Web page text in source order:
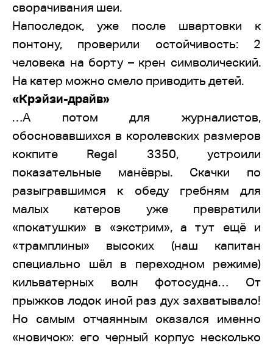
сворачивания шеи.
Напоследок, уже после швартовки к
понтону, проверили остойчивость: 2
человека на борту – крен символический.
На катер можно смело приводить детей.
«Крэйзи-драйв»
…А потом для журналистов,
обосновавшихся в королевских размеров
кокпите Regal 3350, устроили
показательные манёвры. Скачки по
разыгравшимся к обеду гребням для
малых катеров уже превратили
«покатушки» в «экстрим», а тут ещё и
«трамплины» высоких (наш капитан
специально шёл в переходном режиме)
кильватерных волн фотосудна… От
прыжков лодок иной раз дух захватывало!
Но самым отчаянным оказался именно
«новичок»: его черный корпус несколько